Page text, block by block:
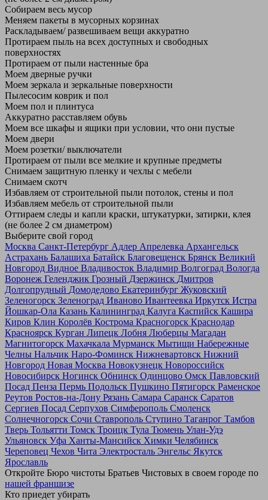
Собираем весь мусор
Меняем пакеты в мусорных корзинах
Раскладываем/ развешиваем вещи аккуратно
Протираем пыль на всех доступных и свободных
поверхностях
Протираем от пыли настенные бра
Моем дверные ручки
Моем зеркала и зеркальные поверхности
Пылесосим коврик и пол
Моем пол и плинтуса
Аккуратно расставляем обувь
Моем все шкафы и ящики при условии, что они пустые
Моем двери
Моем розетки/ выключатели
Протираем от пыли все мелкие и крупные предметы
Снимаем защитную пленку и чехлы с мебели
Снимаем скотч
Избавляем от строительной пыли потолок, стены и пол
Избавляем мебель от строительной пыли
Оттираем следы и капли краски, штукатурки, затирки, клея
(не более 2 см диаметром)
Выберите свой город
Москва Санкт-Петербург Адлер Апрелевка Архангельск
Астрахань Балашиха Батайск Благовещенск Брянск Великий
Новгород Видное Владивосток Владимир Волгоград Вологда
Воронеж Геленджик Грозный Дзержинск Дмитров
Долгопрудный Домодедово Екатеринбург Жуковский
Зеленогорск Зеленоград Иваново Ивантеевка Иркутск Истра
Йошкар-Ола Казань Калининград Калуга Каспийск Кашира
Киров Клин Королёв Кострома Красногорск Краснодар
Красноярск Курган Липецк Лобня Люберцы Магадан
Магнитогорск Махачкала Мурманск Мытищи Набережные
Челны Нальчик Наро-Фоминск Нижневартовск Нижний
Новгород Новая Москва Новокузнецк Новороссийск
Новосибирск Ногинск Обнинск Одинцово Омск Павловский
Посад Пенза Пермь Подольск Пушкино Пятигорск Раменское
Реутов Ростов-на-Дону Рязань Самара Саранск Саратов
Сергиев Посад Серпухов Симферополь Смоленск
Солнечногорск Сочи Ставрополь Ступино Таганрог Тамбов
Тверь Тольятти Томск Троицк Тула Тюмень Улан-Удэ
Ульяновск Уфа Ханты-Мансийск Химки Челябинск
Череповец Чехов Чита Электросталь Энгельс Якутск
Ярославль
Откройте Бюро чистоты Братьев Чистовых в своем городе по
нашей франшизе
Кто приедет убирать